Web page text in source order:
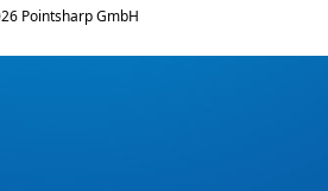
Pointsharp GmbH